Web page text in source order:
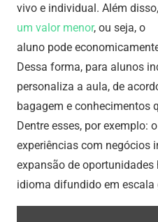
vivo e individual. Além disso,
um valor menor, ou seja, o
aluno pode
Dessa forma, para alunos
personaliza a aula, de
bagagem e conhecimentos
Dentre esses, por exemplo:
experiências com negócios
expansão de
idioma difundido em escala